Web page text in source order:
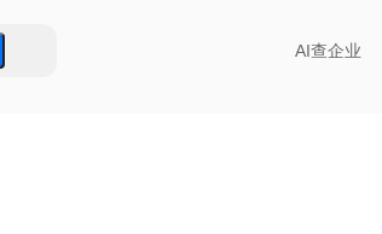
AI查企业